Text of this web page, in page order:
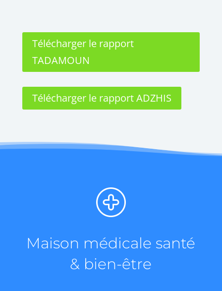
Télécharger le rapport
TADAMOUN
Télécharger le rapport ADZHIS
Maison médicale santé
& bien-être